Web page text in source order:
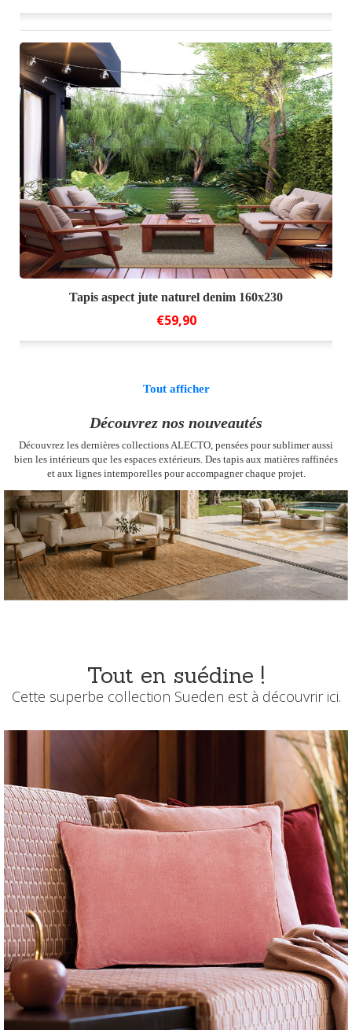
Tapis aspect jute naturel denim 160x230
€59,90
Tout afficher
Découvrez nos nouveautés
Découvrez les dernières collections ALECTO, pensées pour sublimer aussi
bien les intérieurs que les espaces extérieurs. Des tapis aux matières raffinées
et aux lignes intemporelles pour accompagner chaque projet.
Tout en suédine !
Cette superbe collection Sueden est à découvrir ici.